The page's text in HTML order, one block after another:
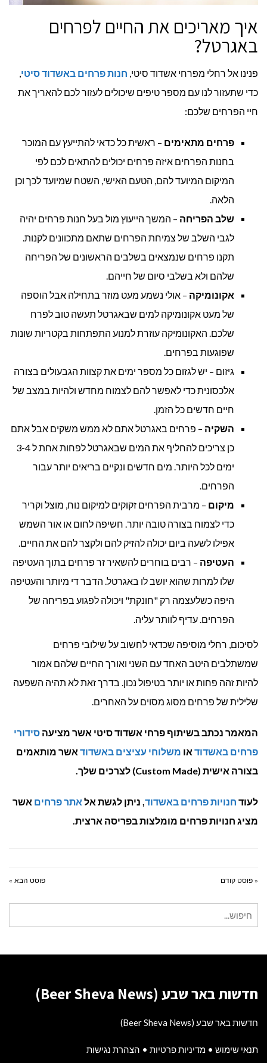
איך מאריכים את החיים לפרחים
באגרטל?
פנינו אל רחלי מפרחי אשדוד סיטי, חנות פרחים באשדוד סיטי,
כדי שתעזור לנו עם מספר טיפים שיכולים לעזור לכם להאריך את
חיי הפרחים שלכם:
פרחים מתאימים – ראשית כל כדאי להתייעץ עם המוכר
בחנות הפרחים איזה פרחים יכולים להתאים לכם לפי
המיקום המיועד להם, הטעם האישי, השטח שמיועד לכך וכן
הלאה.
שלב הפריחה – המשך הייעוץ מול בעל חנות פרחים יהיה
לגבי השלב של צמיחת הפרחים שתאם מתכוונים לקנות.
תקנו פרחים שנמצאים בשלבים הראשונים של הפריחה
שלהם ולא בשלבי סיום של חייהם.
אקונומיקה – אולי נשמע מעט מוזר בתחילה אבל הוספה
של מעט אקונומיקה למים שבאגרטל תעשה טוב לפרח
שלכם. האקונומיקה עוזרת למנוע התפתחות בקטריות שונות
שפוגעות בפרחים.
גיזום – יש לגזום כל מספר ימים את קצוות הגבעולים בצורה
אלכסונית כדי לאפשר להם לצמוח מחדש ולהיות במצב של
חיים חדשים כל הזמן.
השקיה – פרחים באגרטל אתם לא ממש משקים אבל אתם
כן צריכים להחליף את המים שבאגרטל לפחות אחת ל 3-4
ימים לכל היותר. מים חדשים ונקיים בריאים יותר עבור
הפרחים.
מיקום – מרבית הפרחים זקוקים למיקום נוח, מוצל וקריר
כדי לצמוח בצורה טובה יותר. חשיפה לחום או אור השמש
אפילו לשעה ביום יכולה להזיק להם ולקצר להם את החיים.
העטיפה – רבים בוחרים להשאיר זר פרחים בתוך העטיפה
שלו למרות שהוא יושב לו באגרטל. הדבר די מיותר והעטיפה
היפה כשלעצמה רק "חונקת" ויכולה לפגוע בפריחה של
הפרחים. עדיף לוותר עליה.
לסיכום, רחלי מוסיפה שכדאי לחשוב על שילובי פרחים
שמשתלבים היטב האחד עם השני ואורך החיים שלהם אמור
להיות זהה פחות או יותר בטיפול נכון. בדרך זאת לא תהיה השפעה
שלילית של פרחים מסוג מסוים על האחרים.
המאמר נכתב בשיתוף פרחי אשדוד סיטי אשר מציעה סידורי
פרחים באשדוד או משלוחי עציצים באשדוד אשר מותאמים
בצורה אישית (Custom Made) לצרכים שלך.
לעוד חנויות פרחים באשדוד, ניתן לגשת אל אתר פרחים אשר
מציג חנויות פרחים מומלצות בפריסה ארצית.
« פוסט קודם פוסט הבא »
עבור:
חדשות באר שבע (Beer Sheva News)
חדשות באר שבע (Beer Sheva News)
תנאי שימוש • מדיניות פרטיות • הצהרת נגישות